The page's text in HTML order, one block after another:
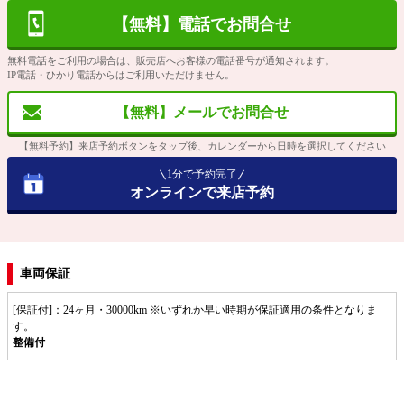
【無料】電話でお問合せ
無料電話をご利用の場合は、販売店へお客様の電話番号が通知されます。
IP電話・ひかり電話からはご利用いただけません。
【無料】メールでお問合せ
【無料予約】来店予約ボタンをタップ後、カレンダーから日時を選択してください
1分で予約完了
オンラインで来店予約
車両保証
[保証付]：24ヶ月・30000km ※いずれか早い時期が保証適用の条件となりま
す。
整備付